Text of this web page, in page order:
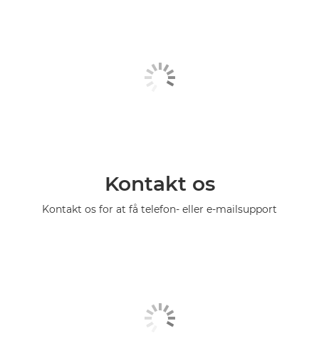
Kontakt os
Kontakt os for at få telefon- eller e-mailsupport